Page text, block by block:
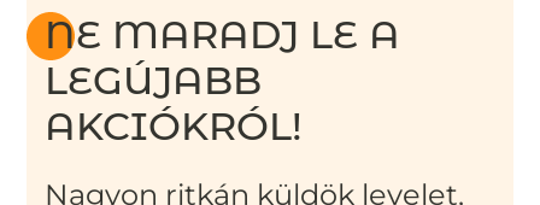
NE MARADJ LE A
LEGÚJABB
AKCIÓKRÓL!
Nagyon ritkán küldök levelet,